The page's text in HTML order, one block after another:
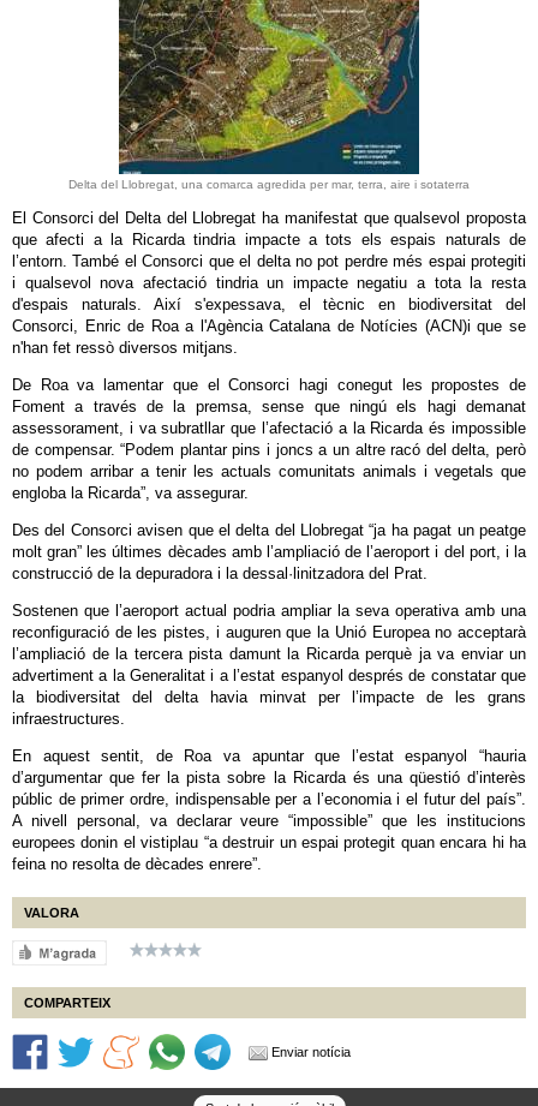
Delta del Llobregat, una comarca agredida per mar, terra, aire i sotaterra
El Consorci del Delta del Llobregat ha manifestat que qualsevol proposta
que afecti a la Ricarda tindria impacte a tots els espais naturals de
l’entorn. També el Consorci que el delta no pot perdre més espai protegiti
i qualsevol nova afectació tindria un impacte negatiu a tota la resta
d'espais naturals. Així s'expessava, el tècnic en biodiversitat del
Consorci, Enric de Roa a l'Agència Catalana de Notícies (ACN)i que se
n'han fet ressò diversos mitjans.
De Roa va lamentar que el Consorci hagi conegut les propostes de
Foment a través de la premsa, sense que ningú els hagi demanat
assessorament, i va subratllar que l’afectació a la Ricarda és impossible
de compensar. “Podem plantar pins i joncs a un altre racó del delta, però
no podem arribar a tenir les actuals comunitats animals i vegetals que
engloba la Ricarda”, va assegurar.
Des del Consorci avisen que el delta del Llobregat “ja ha pagat un peatge
molt gran” les últimes dècades amb l’ampliació de l’aeroport i del port, i la
construcció de la depuradora i la dessal·linitzadora del Prat.
Sostenen que l’aeroport actual podria ampliar la seva operativa amb una
reconfiguració de les pistes, i auguren que la Unió Europea no acceptarà
l’ampliació de la tercera pista damunt la Ricarda perquè ja va enviar un
advertiment a la Generalitat i a l’estat espanyol després de constatar que
la biodiversitat del delta havia minvat per l’impacte de les grans
infraestructures.
En aquest sentit, de Roa va apuntar que l’estat espanyol “hauria
d’argumentar que fer la pista sobre la Ricarda és una qüestió d’interès
públic de primer ordre, indispensable per a l’economia i el futur del país”.
A nivell personal, va declarar veure “impossible” que les institucions
europees donin el vistiplau “a destruir un espai protegit quan encara hi ha
feina no resolta de dècades enrere”.
VALORA
COMPARTEIX
Enviar notícia